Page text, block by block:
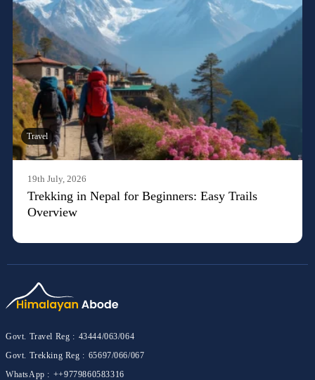
Travel
19th July, 2026
Trekking in Nepal for Beginners: Easy Trails
Overview
Govt. Travel Reg : 43444/063/064
Govt. Trekking Reg : 65697/066/067
WhatsApp : ++9779860583316